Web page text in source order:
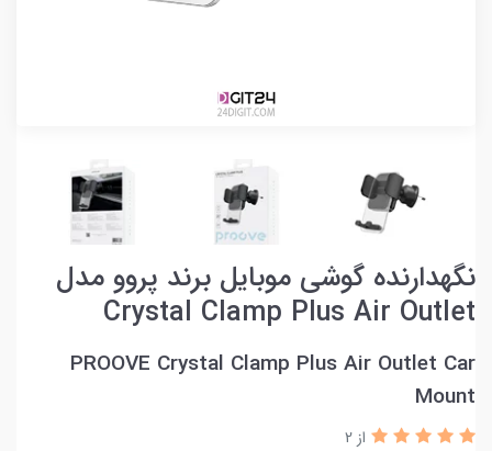
نگهدارنده گوشی موبایل برند پروو مدل
Crystal Clamp Plus Air Outlet
PROOVE Crystal Clamp Plus Air Outlet Car
Mount
از 2